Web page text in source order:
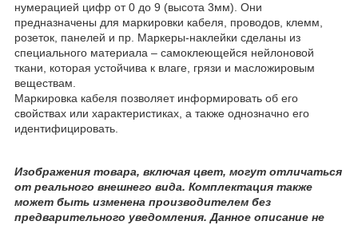
нумерацией цифр от 0 до 9 (высота 3мм). Они
предназначены для маркировки кабеля, проводов, клемм,
розеток, панелей и пр. Маркеры-наклейки сделаны из
специального материала – самоклеющейся нейлоновой
ткани, которая устойчива к влаге, грязи и масложировым
веществам.
Маркировка кабеля позволяет информировать об его
свойствах или характеристиках, а также однозначно его
идентифицировать.
Изображения товара, включая цвет, могут отличаться
от реального внешнего вида. Комплектация также
может быть изменена производителем без
предварительного уведомления. Данное описание не